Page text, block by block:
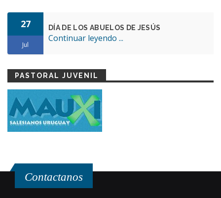
27
Jul
DÍA DE LOS ABUELOS DE JESÚS
Continuar leyendo ...
PASTORAL JUVENIL
Contactanos